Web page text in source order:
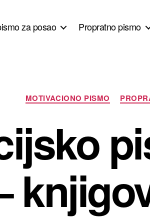
za posao Propratno pismo
MOTIVACIONO PISMO